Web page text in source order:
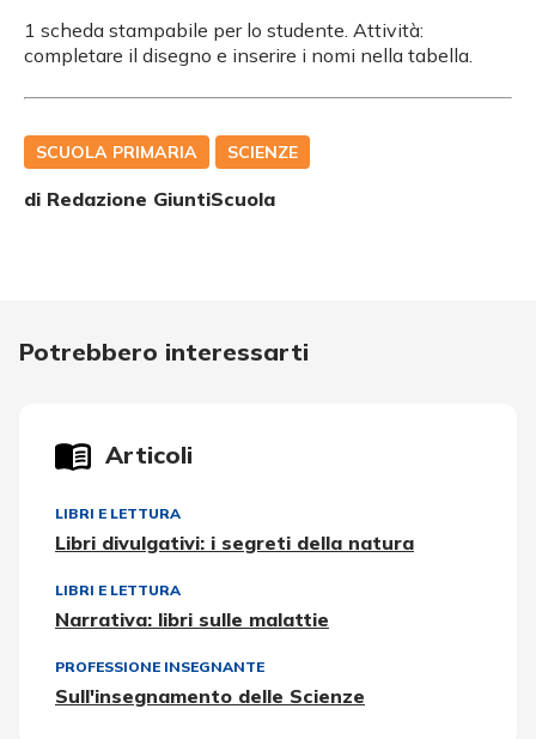
1 scheda stampabile per lo studente. Attività:
completare il disegno e inserire i nomi nella tabella.
SCUOLA PRIMARIA SCIENZE
di Redazione GiuntiScuola
Potrebbero interessarti
Articoli
LIBRI E LETTURA
Libri divulgativi: i segreti della natura
LIBRI E LETTURA
Narrativa: libri sulle malattie
PROFESSIONE INSEGNANTE
Sull'insegnamento delle Scienze